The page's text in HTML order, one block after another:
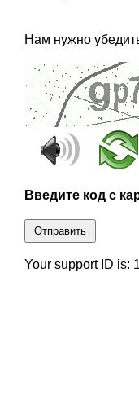
Нам нужно
Введите код с
Отправить
Your support ID is: